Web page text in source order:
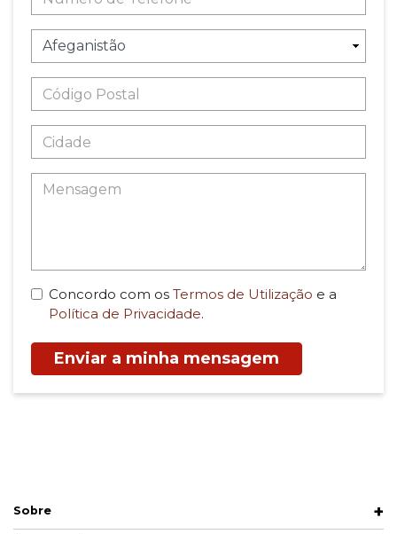
Concordo com os Termos de Utilização e a
Política de Privacidade.
Enviar a minha mensagem
Sobre